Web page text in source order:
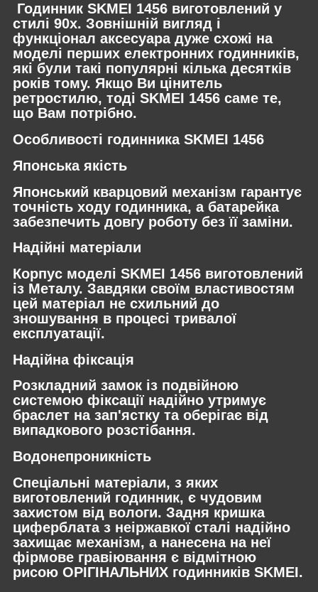
Годинник SKMEI 1456 виготовлений у
стилі 90х. Зовнішній вигляд і
функціонал аксесуара дуже схожі на
моделі перших електронних годинників,
які були такі популярні кілька десятків
років тому. Якщо Ви цінитель
ретростилю, тоді SKMEI 1456 саме те,
що Вам потрібно.
Особливості годинника SKMEI 1456
Японська якість
Японський кварцовий механізм гарантує
точність ходу годинника, а батарейка
забезпечить довгу роботу без її заміни.
Надійні матеріали
Корпус моделі SKMEI 1456 виготовлений
із Металу. Завдяки своїм властивостям
цей матеріал не схильний до
зношування в процесі тривалої
експлуатації.
Надійна фіксація
Розкладний замок із подвійною
системою фіксації надійно утримує
браслет на зап'ястку та оберігає від
випадкового розстібання.
Водонепроникність
Спеціальні матеріали, з яких
виготовлений годинник, є чудовим
захистом від вологи. Задня кришка
циферблата з неіржавкої сталі надійно
захищає механізм, а нанесена на неї
фірмове гравіювання є відмітною
рисою ОРІГІНАЛЬНИХ годинників SKMEI.